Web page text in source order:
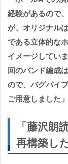
経験があるので
が、オリジナル
である立体的な
イメージしてい
回のバンド編成
ので、バグパイ
ご用意しました」
「藤沢朗
再構築し